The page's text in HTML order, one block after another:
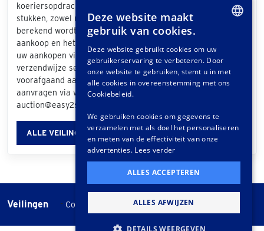
koeriersopdrachten tot het vervoeren van exclusieve
stukken, zowel nationaal als internationaal. De prijs die
berekend wordt is afhankelijk van de grootte van uw
aankoop en het bezorgadres. Als u bij de afhandeling van
uw aankopen via het klantportaal "Easy2Send" als
verzendwijze selecteert, ontvangt u een offerte. Ook
voorafgaand aan de veiling kunt u vrijblijvend een offerte
aanvragen via www.easy2send.nl/veilingen |
auction@easy2send.nl | Telefoon: (+31) 88 330 0999.
ALLE VEILINGINFORMATIE
Veilingen - Cookie instellingen Veilingvoorwaarden
GERMAN
FRENCH
Deze website maakt
gebruik van cookies.
Deze website gebruikt cookies om uw
gebruikerservaring te verbeteren. Door
onze website te gebruiken, stemt u in met
alle cookies in overeenstemming met ons
Cookiebeleid.
We gebruiken cookies om gegevens te
verzamelen met als doel het personaliseren
en meten van de effectiviteit van onze
advertenties. Lees verder
ALLES ACCEPTEREN
ALLES AFWIJZEN
DETAILS WEERGEVEN